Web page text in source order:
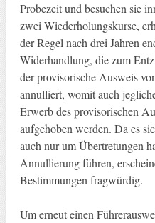
Probezeit und besuchen sie
zwei Wiederholungskurse,
der Regel nach drei Jahren
Widerhandlung, die zum
der provisorische Ausweis
annulliert, womit auch
Erwerb des provisorischen
aufgehoben werden. Da es
auch nur um Übertretungen
Annullierung führen,
Bestimmungen fragwürdig.
Um erneut einen